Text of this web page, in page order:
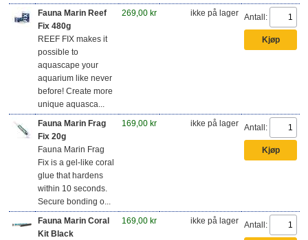
Fauna Marin Reef
Fix 480g
REEF FIX makes it
possible to
aquascape your
aquarium like never
before! Create more
unique aquasca...
269,00 kr ikke på lager Antall:
Fauna Marin Frag
Fix 20g
Fauna Marin Frag
Fix is a gel-like coral
glue that hardens
within 10 seconds.
Secure bonding o...
169,00 kr ikke på lager Antall:
Fauna Marin Coral
Kit Black
169,00 kr ikke på lager Antall: